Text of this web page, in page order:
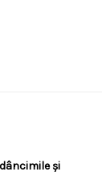
și